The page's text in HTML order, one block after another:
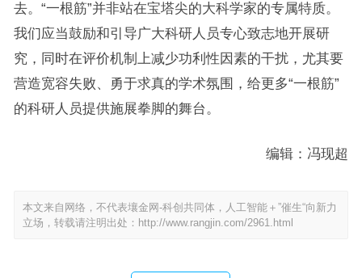
去。“一根筋”并非站在宝塔尖的大科学家的专属特质。
我们应当鼓励和引导广大科研人员专心致志地开展研
究，同时在评价机制上减少功利性因素的干扰，尤其要
营造宽容失败、勇于求真的学术氛围，给更多“一根筋”
的科研人员提供施展拳脚的舞台。
编辑：冯现超
本文来自网络，不代表壤金网-科创共同体，人工智能＋”催生“向新力
立场，转载请注明出处： http://www.rangjin.com/2961.html